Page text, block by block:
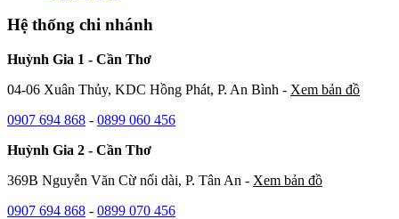
Hệ thống chi nhánh
Huỳnh Gia 1 - Cần Thơ
04-06 Xuân Thủy, KDC Hồng Phát, P. An Bình - Xem bản đồ
0907 694 868 - 0899 060 456
Huỳnh Gia 2 - Cần Thơ
369B Nguyễn Văn Cừ nối dài, P. Tân An - Xem bản đồ
0907 694 868 - 0899 070 456